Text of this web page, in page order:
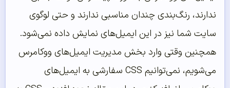
ندارند، رنگ‌بندی چندان مناسبی ندارند و حتی لوگوی
سایت شما نیز در این ایمیل‌های نمایش داده نمی‌شود.
همچنین وقتی وارد بخش مدیریت ایمیل‌های ووکامرس
می‌شویم، نمی‌توانیم CSS سفارشی به ایمیل‌های